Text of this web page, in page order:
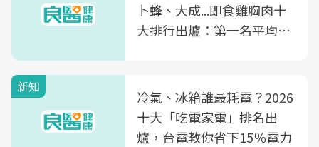
卜蜂、大成...即食雞胸肉十
大排行出爐：第一名平均一
新知
冷氣、冰箱誰最耗電？2026
十大「吃電家電」排名出
爐，台電教你省下15％電力